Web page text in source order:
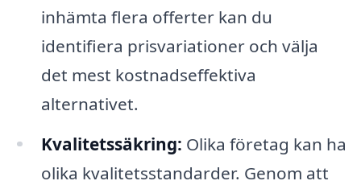
inhämta flera offerter kan du
identifiera prisvariationer och välja
det mest kostnadseffektiva
alternativet.
Kvalitetssäkring: Olika företag kan ha
olika kvalitetsstandarder. Genom att